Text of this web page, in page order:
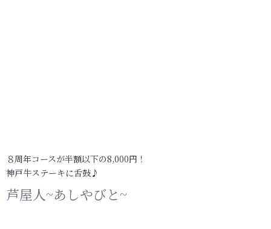
８周年コースが半額以下の8,000円！
神戸牛ステーキに舌鼓♪
芦屋人~あしやびと~